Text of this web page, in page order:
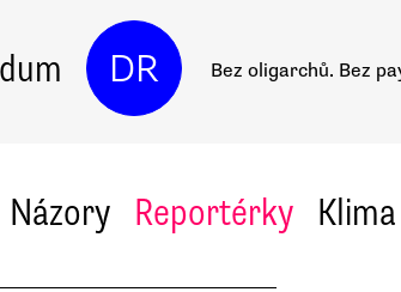
DR Bez oligarchů. Bez
Názory Reportérky Klima